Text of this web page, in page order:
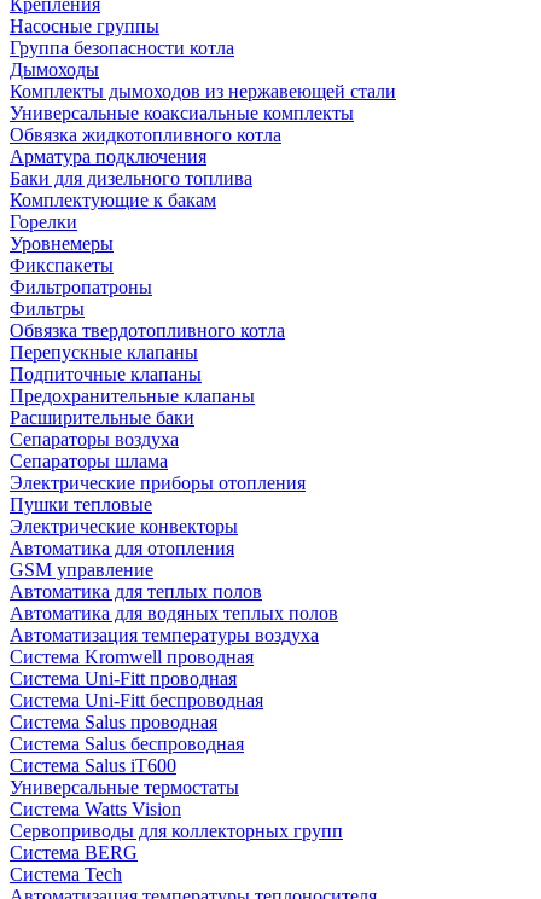
Насосные группы
Группа безопасности котла
Дымоходы
Комплекты дымоходов из нержавеющей стали
Универсальные коаксиальные комплекты
Обвязка жидкотопливного котла
Арматура подключения
Баки для дизельного топлива
Комплектующие к бакам
Горелки
Уровнемеры
Фикспакеты
Фильтропатроны
Фильтры
Обвязка твердотопливного котла
Перепускные клапаны
Подпиточные клапаны
Предохранительные клапаны
Расширительные баки
Сепараторы воздуха
Сепараторы шлама
Электрические приборы отопления
Пушки тепловые
Электрические конвекторы
Автоматика для отопления
GSM управление
Автоматика для теплых полов
Автоматика для водяных теплых полов
Автоматизация температуры воздуха
Система Kromwell проводная
Система Uni-Fitt проводная
Система Uni-Fitt беспроводная
Система Salus проводная
Система Salus беспроводная
Система Salus iT600
Универсальные термостаты
Система Watts Vision
Сервоприводы для коллекторных групп
Система BERG
Система Tech